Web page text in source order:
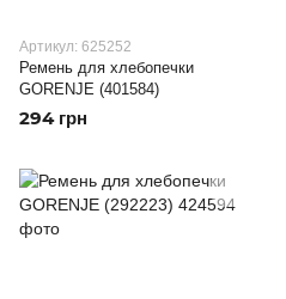
Артикул: 625252
Ремень для хлебопечки
GORENJE (401584)
294 грн